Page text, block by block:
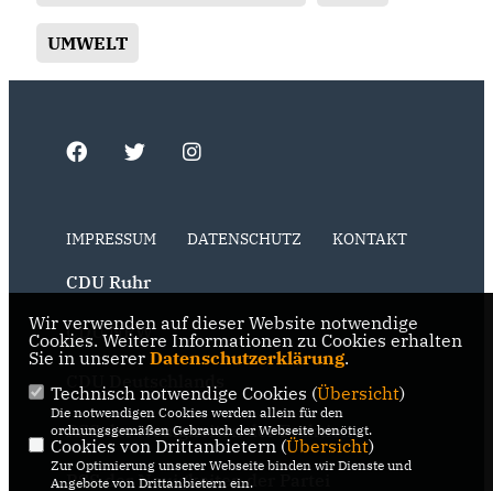
UMWELT
IMPRESSUM DATENSCHUTZ KONTAKT
CDU Ruhr
CDU NRW
RSS der Neuigkeiten der Fraktion
RSS der Neuigkeiten der Partei
Wir verwenden auf dieser Website notwendige
Cookies. Weitere Informationen zu Cookies erhalten
Sie in unserer Datenschutzerklärung.
Technisch notwendige Cookies (Übersicht)
Die notwendigen Cookies werden allein für den
ordnungsgemäßen Gebrauch der Webseite benötigt.
Cookies von Drittanbietern (Übersicht)
Zur Optimierung unserer Webseite binden wir Dienste und
Angebote von Drittanbietern ein.